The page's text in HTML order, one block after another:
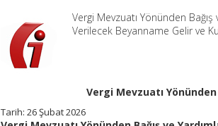
Vergi Mevzuatı Yönünden Bağış
Verilecek Beyanname Gelir ve
Vergi Mevzuatı Yönünden
Tarih:26 Şubat 2026